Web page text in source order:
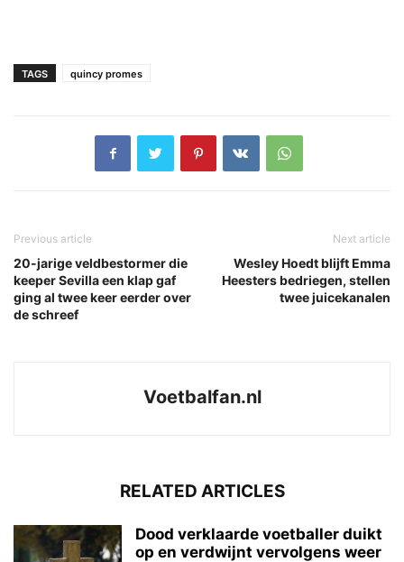
TAGS quincy promes
Previous article
20-jarige veldbestormer die
keeper Sevilla een klap gaf
ging al twee keer eerder over
de schreef
Next article
Wesley Hoedt blijft Emma
Heesters bedriegen, stellen
twee juicekanalen
Voetbalfan.nl
RELATED ARTICLES
Dood verklaarde voetballer duikt
op en verdwijnt vervolgens weer